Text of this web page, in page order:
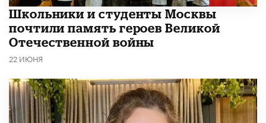
Школьники и студенты Москвы
почтили память героев Великой
Отечественной войны
22 ИЮНЯ